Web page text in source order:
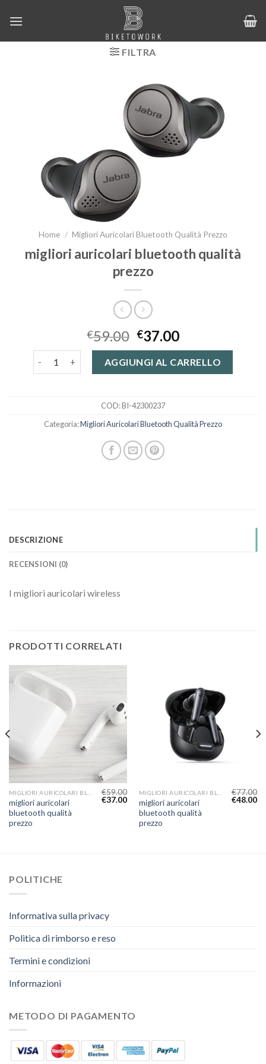
FILTRA
Home / Migliori Auricolari Bluetooth Qualità Prezzo
migliori auricolari bluetooth qualità
prezzo
€59.00 €37.00
AGGIUNGI AL CARRELLO
COD:BI-42300237
Categoria:Migliori Auricolari Bluetooth Qualità Prezzo
DESCRIZIONE
RECENSIONI (0)
I migliori auricolari wireless
PRODOTTI CORRELATI
MIGLIORI AURICOLARI BLUETOOTH QUALITÀ PREZZO
migliori auricolari
bluetooth qualità
prezzo
€59.00
€37.00
MIGLIORI AURICOLARI BLUETOOTH QUALITÀ PREZZO
migliori auricolari
bluetooth qualità
prezzo
€77.00
€48.00
POLITICHE
Informativa sulla privacy
Politica di rimborso e reso
Termini e condizioni
Informazioni
METODO DI PAGAMENTO